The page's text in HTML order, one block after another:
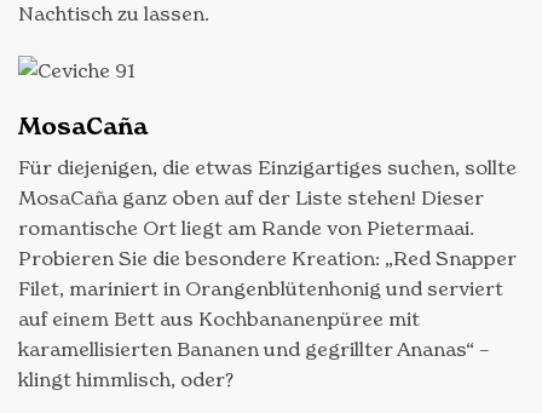
Nachtisch zu lassen.
MosaCaña
Für diejenigen, die etwas Einzigartiges suchen, sollte
MosaCaña ganz oben auf der Liste stehen! Dieser
romantische Ort liegt am Rande von Pietermaai.
Probieren Sie die besondere Kreation: „Red Snapper
Filet, mariniert in Orangenblütenhonig und serviert
auf einem Bett aus Kochbananenpüree mit
karamellisierten Bananen und gegrillter Ananas“ –
klingt himmlisch, oder?